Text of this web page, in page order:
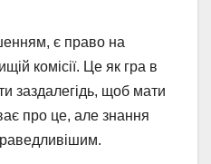
є право на
комісії. Це як гра в
заздалегідь, щоб мати
про це, але знання